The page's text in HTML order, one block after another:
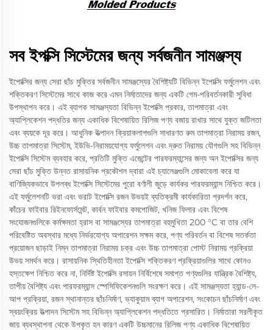
সব ইপক্সি সিস্টেমের জন্য সর্বজনীন সামঞ্জস্য
ইপোক্সির জন্য সেরা ছাঁচ মুক্তির সর্বজনীন সামঞ্জস্যের বৈশিষ্ট্যটি বিভিন্ন ইপোক্সি ফর্মুলেশন এবং
শক্তিকরণ সিস্টেমের সাথে কাজ করে এমন নির্মাতাদের জন্য একটি গেম-পরিবর্তনকারী সুবিধা
উপস্থাপন করে। এই ব্যাপক সামঞ্জস্যতা বিভিন্ন ইপোক্সি প্রকার, তাপমাত্রা এবং
অ্যাপ্লিকেশন পদ্ধতির জন্য একাধিক বিশেষায়িত রিলিজ পণ্য বজায় রাখার সাথে যুক্ত জটিলতা
এবং ব্যয়কে দূর করে। আধুনিক উত্পাদন ক্রিয়াকলাপগুলি সাধারণত রুম তাপমাত্রা নিরাময় রজন,
উচ্চ তাপমাত্রা সিস্টেম, ইউভি-নিরাময়যোগ্য ফর্মুলেশন এবং দ্রুত নিরাময় যৌগগুলি সহ বিভিন্ন
ইপোক্সি সিস্টেম ব্যবহার করে, প্রতিটি মুক্তি এজেন্টের পারফরম্যান্সের জন্য অন ইপোক্সির জন্য
সেরা ছাঁচ মুক্তি উন্নত রাসায়নিক প্রকৌশল দ্বারা এই চ্যালেঞ্জগুলি মোকাবেলা করে যা
বাণিজ্যিকভাবে উপলব্ধ ইপোক্সি সিস্টেমের পুরো বর্ণালী জুড়ে কার্যকর পারফরম্যান্স নিশ্চিত করে।
এই ফর্মুলেশনটি ভরা এবং ভরাট ইপোক্সি রজন উভয়ই ব্যতিক্রমী কার্যকারিতা প্রদর্শন করে,
কাঁচের ফাইবার রিইনফোর্সমেন্ট, কার্বন ফাইবার কমপোজিট, খনিজ ফিলার এবং বিশেষ
সংযোজনগুলিকে কর্মক্ষমতা হ্রাস বা সামঞ্জস্যের তাপমাত্রা বহুমুখিতা 200 °C বা তার বেশি
পরিবেষ্টিত অবস্থার মধ্যে নির্ভরযোগ্য অপারেশন সক্ষম করে, পণ্য পরিবর্তন বা বিশেষ সতর্কতা
প্রয়োজন ছাড়াই নিম্ন তাপমাত্রা নিরাময় চক্র এবং উচ্চ তাপমাত্রা পোস্ট নিরাময় প্রক্রিয়া
উভয় সমর্থন করে। রাসায়নিক স্থিতিহীনতা ইপোক্সি শক্তিকরণ প্রক্রিয়াগুলির সাথে কোনও
হস্তক্ষেপ নিশ্চিত করে না, নির্দিষ্ট ইপোক্সি রসায়ন নির্বিশেষে সমাপ্ত পণ্যগুলির যান্ত্রিক বৈশিষ্ট্য,
তাপীয় বৈশিষ্ট্য এবং পারফরম্যান্স স্পেসিফিকেশনগুলি সংরক্ষণ করে। এই সামঞ্জস্যতা হ্যান্ড-লে-
আপ প্রক্রিয়া, রজন স্থানান্তর ছাঁচনির্মাণ, ভ্যাকুয়াম ব্যাগ অপারেশন, সংকোচন ছাঁচনির্মাণ এবং
স্বয়ংক্রিয় উত্পাদন সিস্টেম সহ বিভিন্ন অ্যাপ্লিকেশন পদ্ধতিতে প্রসারিত। নির্মাতারা সরলীকৃত
জায় ব্যবস্থাপনা থেকে উপকৃত হন কারণ একটি উচ্চমানের রিলিজ পণ্য একাধিক বিশেষায়িত